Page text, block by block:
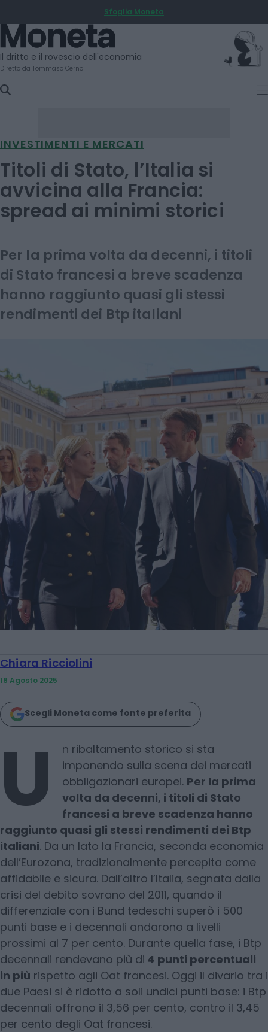
TO
CONTENT
Sfoglia Moneta
Moneta
Il dritto e il rovescio dell'economia
Diretto da Tommaso Cerno
INVESTIMENTI E MERCATI
Titoli di Stato, l’Italia si
avvicina alla Francia:
spread ai minimi storici
Per la prima volta da decenni, i titoli
di Stato francesi a breve scadenza
hanno raggiunto quasi gli stessi
rendimenti dei Btp italiani
Chiara Ricciolini
18 Agosto 2025
Scegli Moneta come fonte preferita
U
n ribaltamento storico si sta
imponendo sulla scena dei mercati
obbligazionari europei. Per la prima
volta da decenni, i titoli di Stato
francesi a breve scadenza hanno
raggiunto quasi gli stessi rendimenti dei Btp
italiani. Da un lato la Francia, seconda economia
dell’Eurozona, tradizionalmente percepita come
affidabile e sicura. Dall’altro l’Italia, segnata dalla
crisi del debito sovrano del 2011, quando il
differenziale con i Bund tedeschi superò i 500
punti base e i decennali andarono a livelli
prossimi al 7 per cento. Durante quella fase, i Btp
decennali rendevano più di 4 punti percentuali
in più rispetto agli Oat francesi. Oggi il divario tra i
due Paesi si è ridotto a soli undici punti base: i Btp
decennali offrono il 3,56 per cento, contro il 3,45
per cento degli Oat francesi.